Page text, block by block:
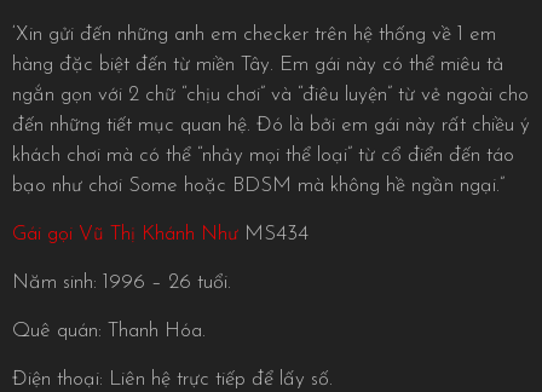
‘Xin gửi đến những anh em checker trên hệ thống về 1 em
hàng đặc biệt đến từ miền Tây. Em gái này có thể miêu tả
ngắn gọn với 2 chữ “chịu chơi” và “điêu luyện” từ vẻ ngoài cho
đến những tiết mục quan hệ. Đó là bởi em gái này rất chiều ý
khách chơi mà có thể “nhảy mọi thể loại” từ cổ điển đến táo
bạo như chơi Some hoặc BDSM mà không hề ngần ngại.”
Gái gọi Vũ Thị Khánh Như MS434
Năm sinh: 1996 – 26 tuổi.
Quê quán: Thanh Hóa.
Điện thoại: Liên hệ trực tiếp để lấy số.